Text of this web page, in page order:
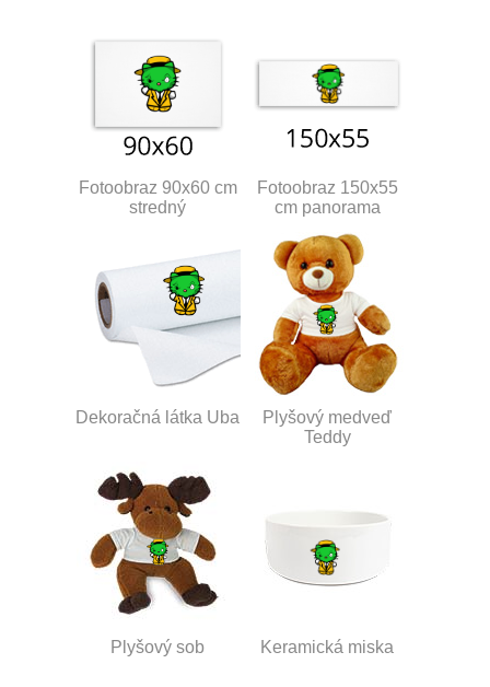
Fotoobraz 90x60 cm
stredný
Fotoobraz 150x55
cm panorama
Dekoračná látka Uba
Plyšový medveď
Teddy
Plyšový sob Keramická miska